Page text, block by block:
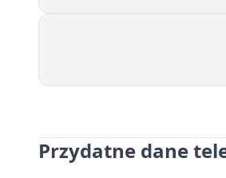
Przydatne dane